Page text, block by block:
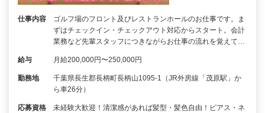
仕事内容
ゴルフ場のフロント及びレストランホールのお仕事です。ま
ずはチェックイン・チェックアウト対応からスタート。会計
業務など先輩スタッフにつきながらお仕事の流れを覚えて…
給与 月給200,000円〜250,000円
勤務地
千葉県長生郡長柄町長柄山1095-1（JR外房線「茂原駅」か
ら車26分）
応募資格
未経験大歓迎！清潔感があれば髪型・髪色自由！ピアス・ネ